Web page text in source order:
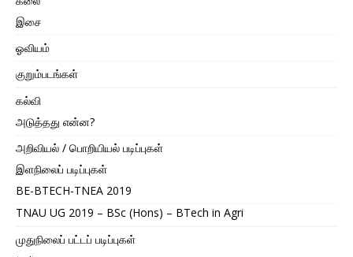
இசை
ஓவியம்
குறும்படங்கள்
கல்வி
அடுத்தது என்ன?
அறிவியல் / பொறியியல் படிப்புகள்
இளநிலைப் படிப்புகள்
BE-BTECH-TNEA 2019
TNAU UG 2019 – BSc (Hons) – BTech in Agri
முதுநிலைப் பட்டப் படிப்புகள்